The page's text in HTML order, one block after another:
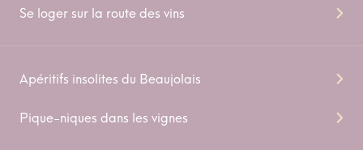
Se loger sur la route des vins
Apéritifs insolites du Beaujolais
Pique-niques dans les vignes